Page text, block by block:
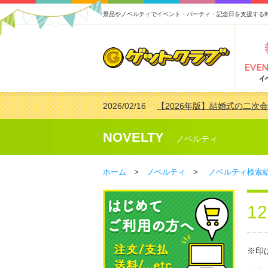
景品やノベルティでイベント・パーティ・記念日を支援する
2026/02/16【2026年版】結婚式の二次
2026/02/03【2026年版】ゴルフコンペ
2026/07/15【2026年版】ビンゴゲーム
2026/04/03 【2026年版】ゴルフコンペ
NOVELTY ノベルティ
ホーム > ノベルティ > ノベルティ検索
※印